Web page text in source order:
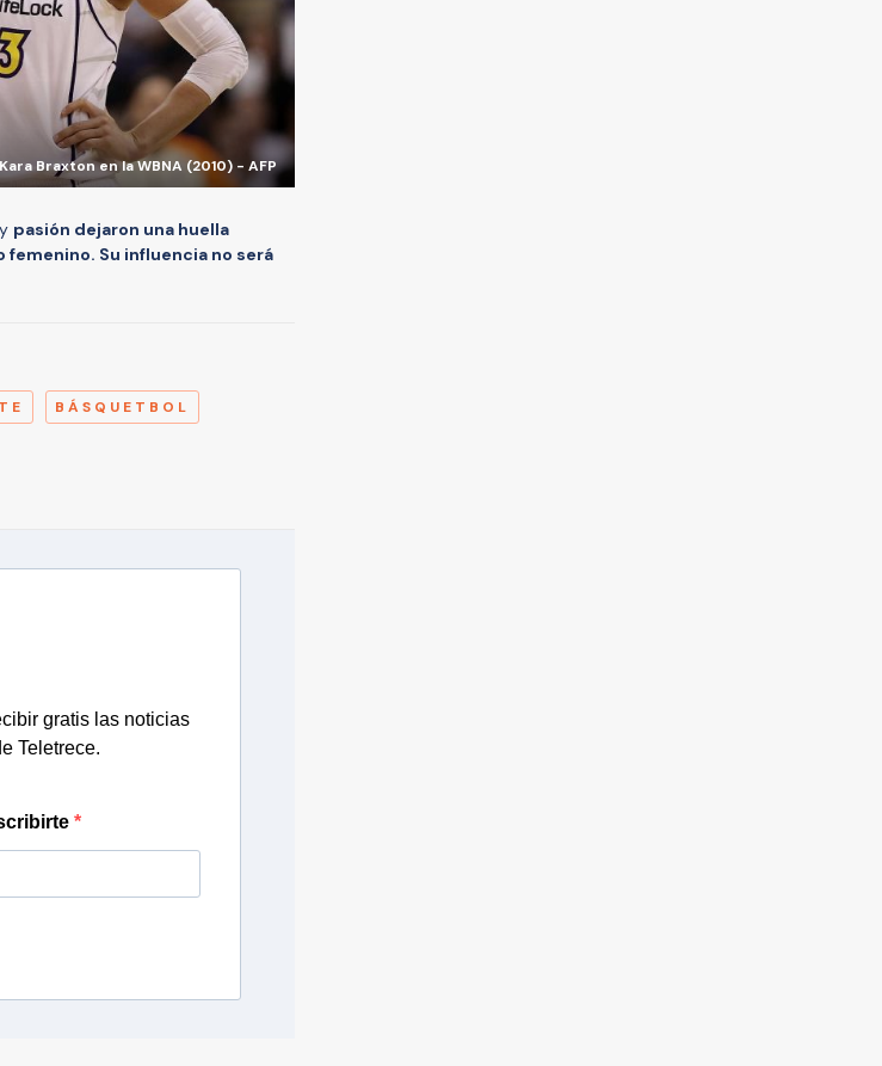
Kara Braxton en la WBNA (2010) - AFP
pasión dejaron una huella
Su influencia no será
BÁSQUETBOL
gratis las noticias
Teletrece.